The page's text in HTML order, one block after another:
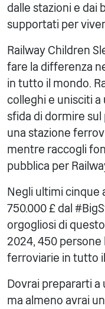
dalle stazioni e dai
supportati per
Railway Children
fare la differenza
in tutto il mondo.
colleghi e unisciti
sfida di dormire
una stazione
mentre raccogli
pubblica per
Negli ultimi cinque
750.000 £ dal
orgogliosi di
2024, 450
ferroviarie in tutto
Dovrai prepararti
ma almeno avrai